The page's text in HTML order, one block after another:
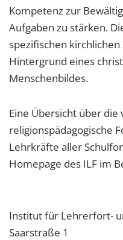
Kompetenz zur
Aufgaben zu stärken.
spezifischen
Hintergrund eines
Menschenbildes.
Eine Übersicht über die
religionspädagogische
Lehrkräfte aller
Homepage des ILF im
Institut für Lehrerfort-
Saarstraße 1